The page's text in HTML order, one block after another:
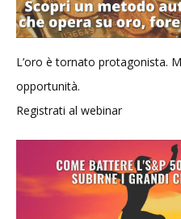
L’oro è tornato protagonista.
opportunità.
Registrati al webinar